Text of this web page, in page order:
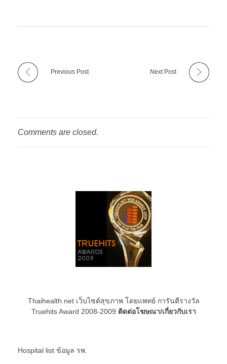
Previous Post Next Post
Comments are closed.
Thaihealth.net เว็บไซต์สุขภาพ โดยแพทย์ การันตีรางวัล
Truehits Award 2008-2009 ติดต่อโฆษณา/เกี่ยวกับเรา
Hospital list ข้อมูล รพ.